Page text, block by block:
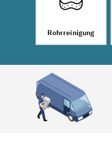
Rohrreinigung